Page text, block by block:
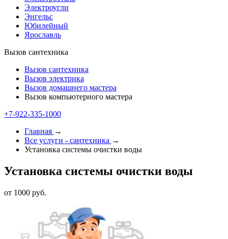
Электроугли
Энгельс
Юбилейный
Ярославль
Вызов сантехника
Вызов сантехника
Вызов электрика
Вызов домашнего мастера
Вызов компьютерного мастера
+7-922-335-2000
Главная →
Все услуги - cантехника →
Установка системы очистки воды
Установка системы очистки воды
от 1000 руб.